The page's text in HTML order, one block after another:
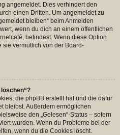
angemeldet. Dies verhindert den
einen Dritten. Um angemeldet zu
bleiben“ beim Anmelden
wenn du dich an einem öffentlichen
befindest. Wenn diese Option
sie vermutlich von der Board-
die phpBB erstellt hat und die dafür
bleibst. Außerdem ermöglichen
den „Gelesen“-Status – sofern
wurden. Wenn du Probleme bei der
wenn du die Cookies löscht.